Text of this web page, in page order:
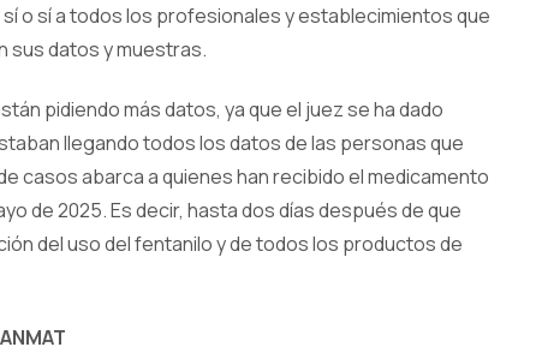
o sí a todos los profesionales y establecimientos que
sus datos y muestras.
pidiendo más datos, ya que el juez se ha dado
llegando todos los datos de las personas que
casos abarca a quienes han recibido el medicamento
de 2025. Es decir, hasta dos días después de que
del uso del fentanilo y de todos los productos de